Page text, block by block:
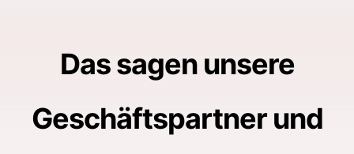
Das sagen unsere
Geschäftspartner und